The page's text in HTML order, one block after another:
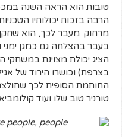
טובות הוא הראה השנה
הרבה בזכות יכולותיו
מרחוק. מעבר לכך, הוא שחקן
בעבר בהצלחה גם כמגן
הציג יכולת מצוינת במשחקי
בצרפת) וכושרו הירוד של
החותמת הסופית לכך
טורניר טוב שלו ועוד